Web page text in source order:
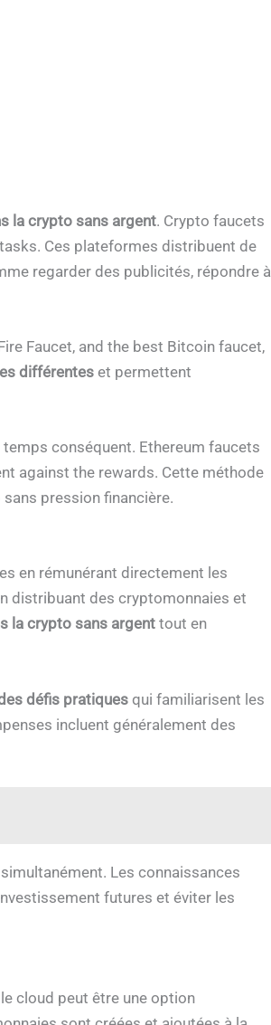
la crypto sans argent. Crypto faucets
Ces plateformes distribuent de
regarder des publicités, répondre à
Faucet, and the best Bitcoin faucet,
différenteset permettent
conséquent. Ethereum faucets
against the rewards. Cette méthode
pression financière.
en rémunérant directement les
distribuant des cryptomonnaies et
la crypto sans argent tout en
défis pratiques qui familiarisent les
incluent généralement des
Les connaissances
futures et éviter les
cloud peut être une option